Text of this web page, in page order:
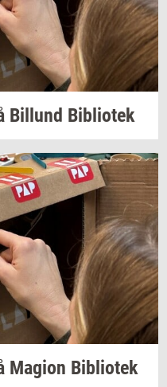
Bil­lund Bi­bli­o­tek
Magion Bi­bli­o­tek